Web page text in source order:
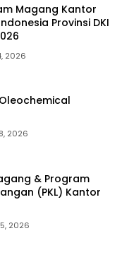
Magang Kantor
Provinsi DKI
2026
2026
& Program
(PKL) Kantor
2026